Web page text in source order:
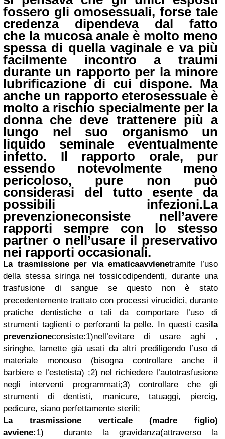
fossero gli omosessuali, forse tale
credenza dipendeva dal fatto
che la mucosa anale è molto meno
spessa di quella vaginale e va più
facilmente incontro a traumi
durante un rapporto per la minore
lubrificazione di cui dispone. Ma
anche un rapporto eterosessuale è
molto a rischio specialmente per la
donna che deve trattenere più a
lungo nel suo organismo un
liquido seminale eventualmente
infetto. Il rapporto orale, pur
essendo notevolmente meno
pericoloso, pure non può
considerasi del tutto esente da
possibili infezioni.La
prevenzioneconsiste nell’avere
rapporti sempre con lo stesso
partner o nell’usare il preservativo
nei rapporti occasionali.
La trasmissione per via ematicaavvienetramite l’uso
della stessa siringa nei tossicodipendenti, durante una
trasfusione di sangue se questo non è stato
precedentemente trattato con processi virucidici, durante
pratiche dentistiche o tali da comportare l’uso di
strumenti taglienti o perforanti la pelle. In questi casila
prevenzioneconsiste:1)nell’evitare di usare aghi ,
siringhe, lamette già usati da altri prediligendo l’uso di
materiale monouso (bisogna controllare anche il
barbiere e l’estetista) ;2) nel richiedere l’autotrasfusione
negli interventi programmati;3) controllare che gli
strumenti di dentisti, manicure, tatuaggi, piercig,
pedicure, siano perfettamente sterili;
La trasmissione verticale (madre figlio)
avviene:1) durante la gravidanza(attraverso la